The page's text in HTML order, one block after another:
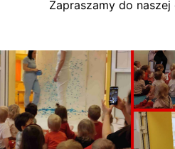
Zapraszamy do